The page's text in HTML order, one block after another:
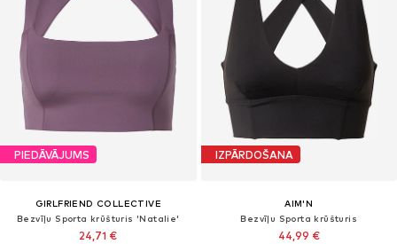
PIEDĀVĀJUMS
GIRLFRIEND COLLECTIVE
Bezvīļu Sporta krūšturis 'Natalie'
24,71 €
IZPĀRDOŠANA
AIM'N
Bezvīļu Sporta krūšturis
44,99 €